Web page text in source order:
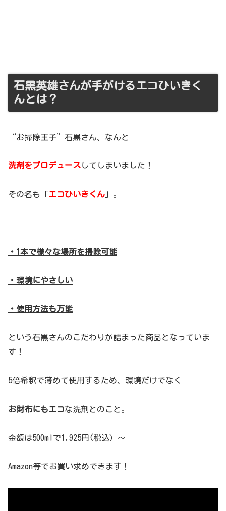
石黒英雄さんが手がけるエコひいきく
んとは？
“お掃除王子”石黒さん、なんと
洗剤をプロデュースしてしまいました！
その名も「エコひいきくん 」。
・1本で様々な場所を掃除可能
・環境にやさしい
・使用方法も万能
という石黒さんのこだわりが詰まった商品となっていま
す！
5倍希釈で薄めて使用するため、環境だけでなく
お財布にもエコな洗剤とのこと。
金額は500mlで1,925円(税込）～
Amazon等でお買い求めできます！